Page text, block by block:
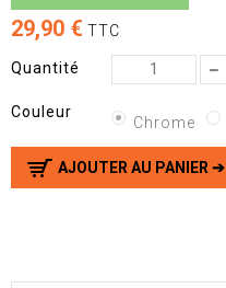
29,90 € TTC
Quantité
Couleur
Chrome
AJOUTER AU PANIER ➔